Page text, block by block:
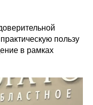
пользу
в рамках